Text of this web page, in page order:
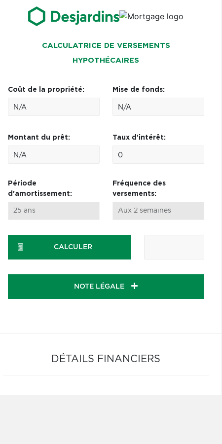
CALCULATRICE DE VERSEMENTS
HYPOTHÉCAIRES
Coût de la propriété: Mise de fonds:
Montant du prêt: Taux d'intérêt:
Période
d'amortissement:
Fréquence des
versements:
CALCULER
NOTE LÉGALE
DÉTAILS FINANCIERS